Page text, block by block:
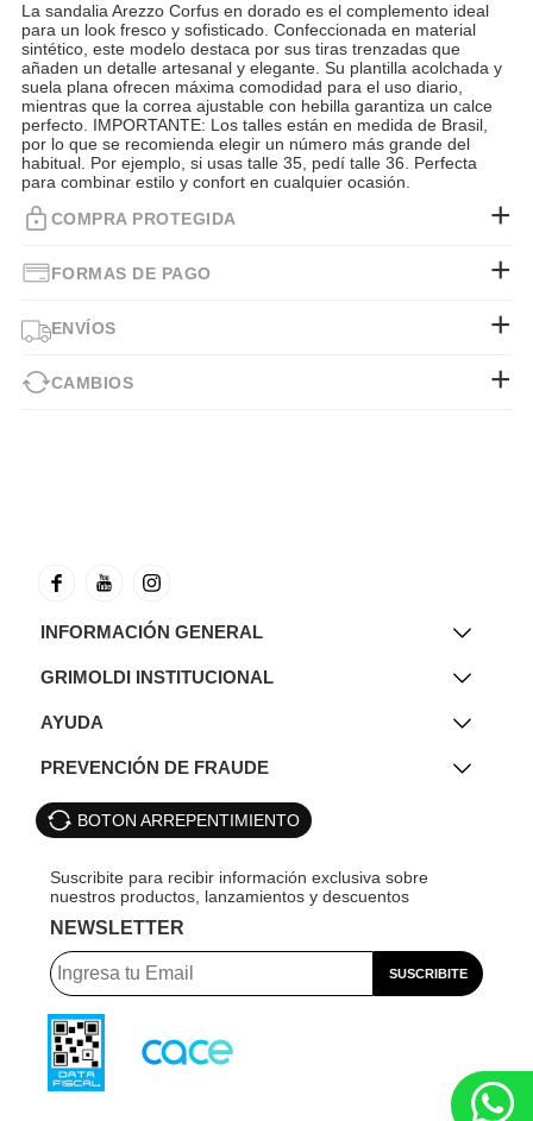
La sandalia Arezzo Corfus en dorado es el complemento ideal
para un look fresco y sofisticado. Confeccionada en material
sintético, este modelo destaca por sus tiras trenzadas que
añaden un detalle artesanal y elegante. Su plantilla acolchada y
suela plana ofrecen máxima comodidad para el uso diario,
mientras que la correa ajustable con hebilla garantiza un calce
perfecto. IMPORTANTE: Los talles están en medida de Brasil,
por lo que se recomienda elegir un número más grande del
habitual. Por ejemplo, si usas talle 35, pedí talle 36. Perfecta
para combinar estilo y confort en cualquier ocasión.
COMPRA PROTEGIDA
FORMAS DE PAGO
ENVÍOS
CAMBIOS
INFORMACIÓN GENERAL
GRIMOLDI INSTITUCIONAL
AYUDA
PREVENCIÓN DE FRAUDE
BOTON ARREPENTIMIENTO
NEWSLETTER